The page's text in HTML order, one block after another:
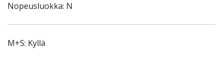
Nopeusluokka: N
M+S: Kyllä